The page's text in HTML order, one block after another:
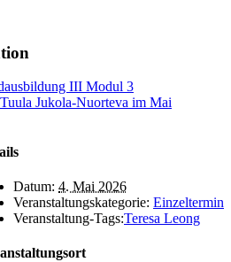
III Modul 3
Jukola-Nuorteva im Mai
Datum: 4. Mai 2026
Veranstaltungskategorie: Einzeltermin
Veranstaltung-Tags:Teresa Leong